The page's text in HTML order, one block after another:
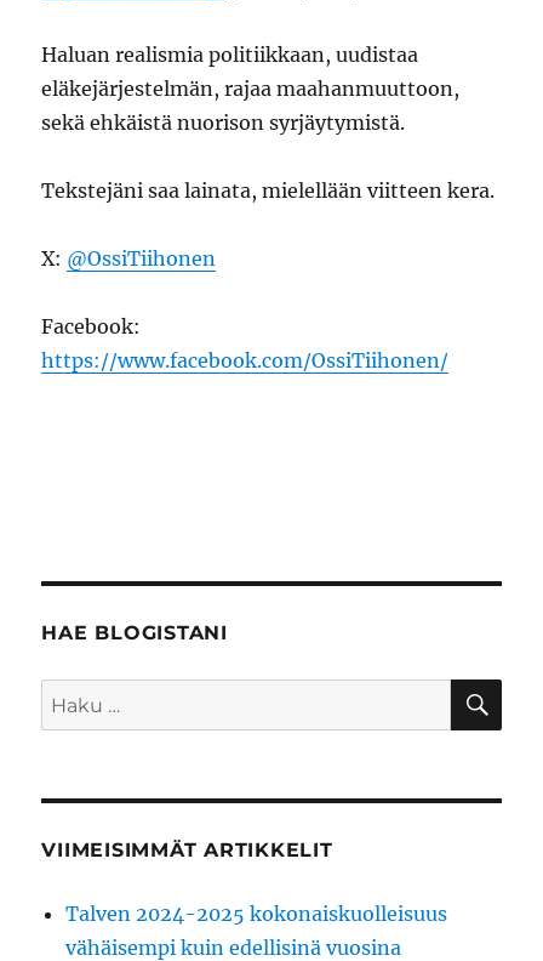
Haluan realismia politiikkaan, uudistaa
eläkejärjestelmän, rajaa maahanmuuttoon,
sekä ehkäistä nuorison syrjäytymistä.
Tekstejäni saa lainata, mielellään viitteen kera.
X: @OssiTiihonen
Facebook:
https://www.facebook.com/OssiTiihonen/
HAE BLOGISTANI
Etsi:
VIIMEISIMMÄT ARTIKKELIT
Talven 2024-2025 kokonaiskuolleisuus
vähäisempi kuin edellisinä vuosina